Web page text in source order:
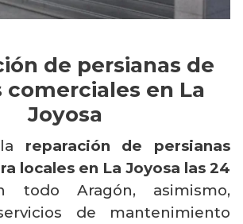
de persianas de
comerciales en La
Joyosa
reparación de persianas
locales en La Joyosa las 24
Aragón, asimismo,
de mantenimiento